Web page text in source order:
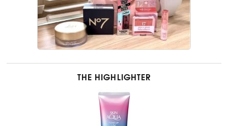
THE HIGHLIGHTER